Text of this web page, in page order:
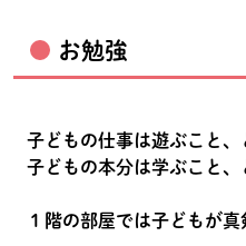
お勉強
子どもの仕事は遊ぶこと、
子どもの本分は学ぶこと、
１階の部屋では子どもが真